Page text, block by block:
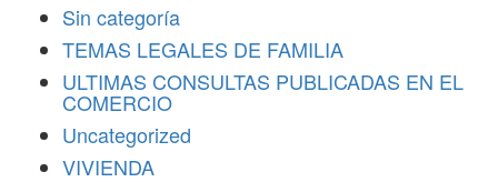
Sin categoría
TEMAS LEGALES DE FAMILIA
ULTIMAS CONSULTAS PUBLICADAS EN EL
COMERCIO
Uncategorized
VIVIENDA